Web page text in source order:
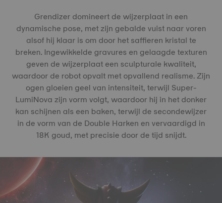
Grendizer domineert de wijzerplaat in een
dynamische pose, met zijn gebalde vuist naar voren
alsof hij klaar is om door het saffieren kristal te
breken. Ingewikkelde gravures en gelaagde texturen
geven de wijzerplaat een sculpturale kwaliteit,
waardoor de robot opvalt met opvallend realisme. Zijn
ogen gloeien geel van intensiteit, terwijl Super-
LumiNova zijn vorm volgt, waardoor hij in het donker
kan schijnen als een baken, terwijl de secondewijzer
in de vorm van de Double Harken en vervaardigd in
18K goud, met precisie door de tijd snijdt.